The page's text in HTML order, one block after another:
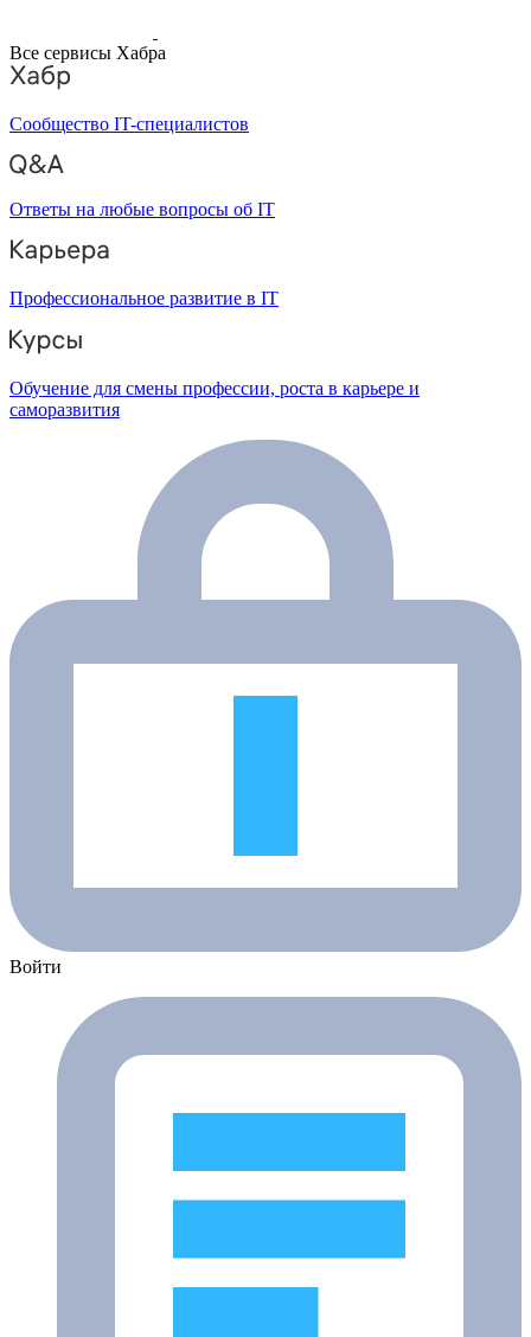
Все сервисы Хабра
Сообщество IT-специалистов
Ответы на любые вопросы об IT
Профессиональное развитие в IT
Обучение для смены профессии, роста в карьере и
саморазвития
Войти